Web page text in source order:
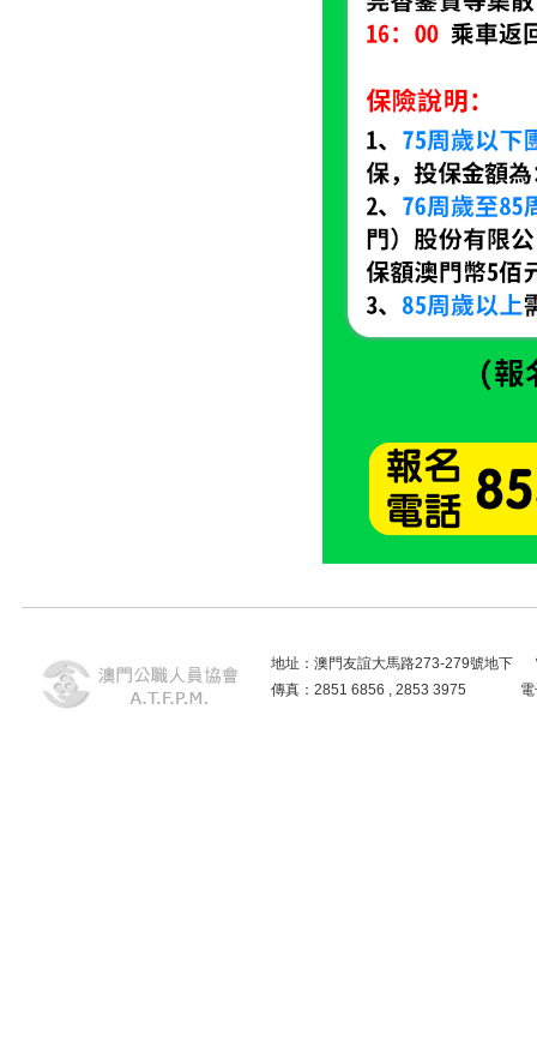
地址：澳門友誼大馬路273-279號地下
傳真：2851 6856 , 2853 3975 電